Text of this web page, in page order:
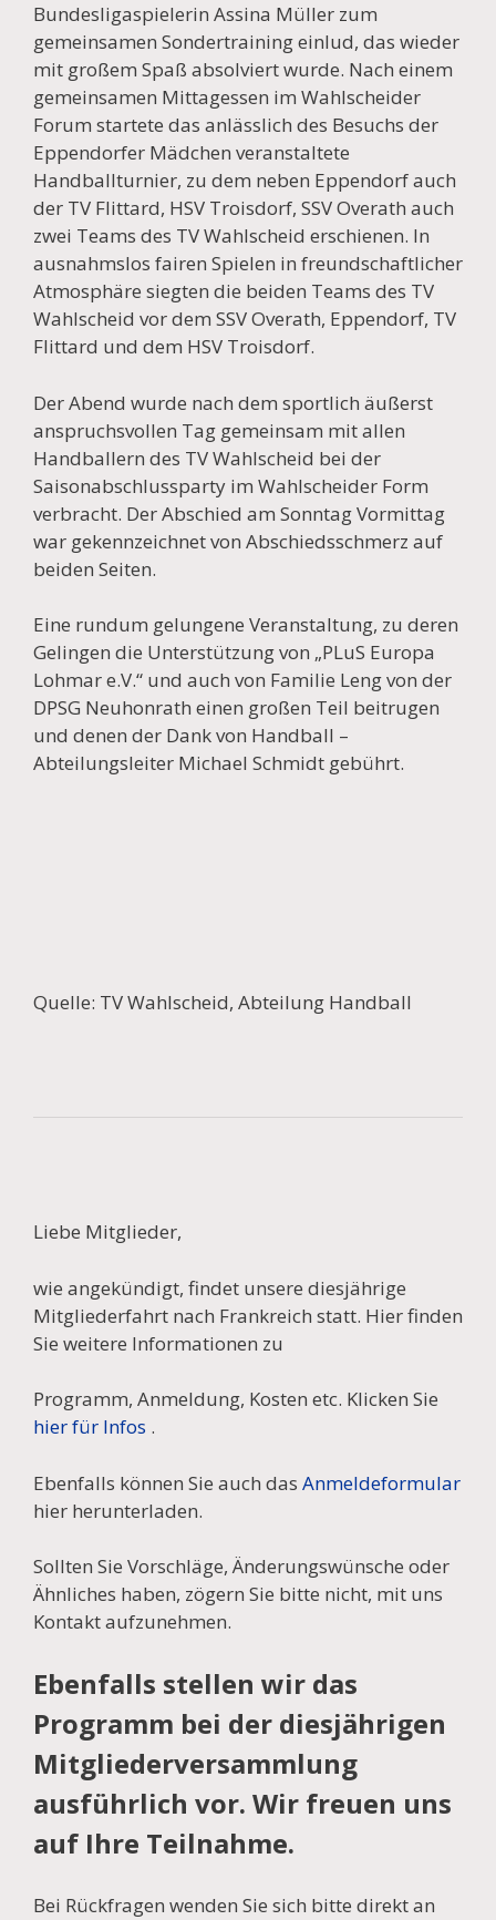
Bundesligaspielerin Assina Müller zum
gemeinsamen Sondertraining einlud, das wieder
mit großem Spaß absolviert wurde. Nach einem
gemeinsamen Mittagessen im Wahlscheider
Forum startete das anlässlich des Besuchs der
Eppendorfer Mädchen veranstaltete
Handballturnier, zu dem neben Eppendorf auch
der TV Flittard, HSV Troisdorf, SSV Overath auch
zwei Teams des TV Wahlscheid erschienen. In
ausnahmslos fairen Spielen in freundschaftlicher
Atmosphäre siegten die beiden Teams des TV
Wahlscheid vor dem SSV Overath, Eppendorf, TV
Flittard und dem HSV Troisdorf.
Der Abend wurde nach dem sportlich äußerst
anspruchsvollen Tag gemeinsam mit allen
Handballern des TV Wahlscheid bei der
Saisonabschlussparty im Wahlscheider Form
verbracht. Der Abschied am Sonntag Vormittag
war gekennzeichnet von Abschiedsschmerz auf
beiden Seiten.
Eine rundum gelungene Veranstaltung, zu deren
Gelingen die Unterstützung von „PLuS Europa
Lohmar e.V.“ und auch von Familie Leng von der
DPSG Neuhonrath einen großen Teil beitrugen
und denen der Dank von Handball –
Abteilungsleiter Michael Schmidt gebührt.
Quelle: TV Wahlscheid, Abteilung Handball
Liebe Mitglieder,
wie angekündigt, findet unsere diesjährige
Mitgliederfahrt nach Frankreich statt. Hier finden
Sie weitere Informationen zu
Programm, Anmeldung, Kosten etc. Klicken Sie
hier für Infos .
Ebenfalls können Sie auch das Anmeldeformular
hier herunterladen.
Sollten Sie Vorschläge, Änderungswünsche oder
Ähnliches haben, zögern Sie bitte nicht, mit uns
Kontakt aufzunehmen.
Ebenfalls stellen wir das
Programm bei der diesjährigen
Mitgliederversammlung
ausführlich vor. Wir freuen uns
auf Ihre Teilnahme.
Bei Rückfragen wenden Sie sich bitte direkt an